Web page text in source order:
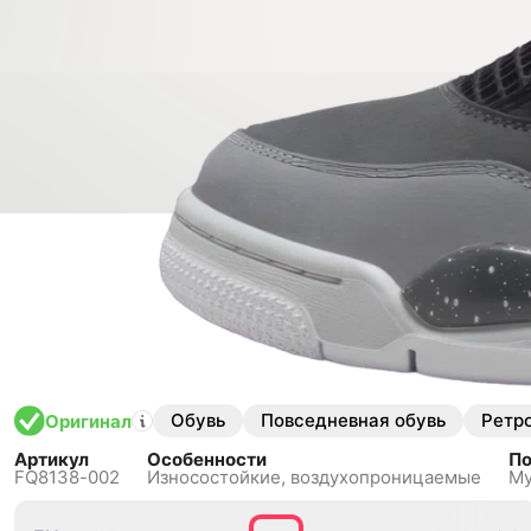
Оригинал Обувь Повседневная обувь
Артикул
FQ8138-002
Особенности
Износостойкие, воздухопроницаемые